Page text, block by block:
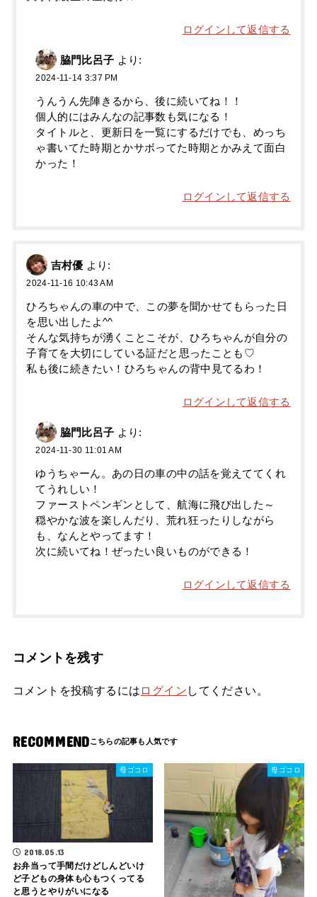
ログインして返信する
脇門比呂子 より:
2024-11-14 3:37 PM
うんうん先陣きるから、後に続いてね！！
個人的にはみんなの記事数も気になる！
タイトルと、更新日を一覧にするだけでも、めっち
ゃ書いてた時期とかサボってた時期とかみえて面白
かった！
ログインして返信する
吉村優 より:
2024-11-16 10:43 AM
ひろちゃんの車の中で、この夢を聞かせてもらった日
を思い出したよ^^
そんな気持ちが湧くことこそが、ひろちゃんが自分の
子育てを大切にしている証だと思ったことも♡
私も後に続きたい！ひろちゃんの背中見てるわ！
ログインして返信する
脇門比呂子 より:
2024-11-30 11:01 AM
ゆうちゃーん。あの日の車の中の話を覚えててくれ
てうれしい！
ファーストペンギンとして、航海に飛び出した～
穏やかな波を楽しんだり、荒れ狂ったりしながら
も、なんとやってます！
次に続いてね！ぜったい良いものができる！
ログインして返信する
コメントを残す
コメントを投稿するには ログイン してください。
RECOMMEND
母ゴコロ
2018.05.13
お弁当って手間だけどしんどいけ
ど子どもの身体も心もつくってる
と思うとやりがいになる
母ゴコロ